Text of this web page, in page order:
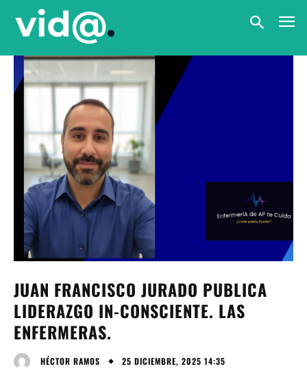
JUAN FRANCISCO JURADO PUBLICA
LIDERAZGO IN-CONSCIENTE. LAS
ENFERMERAS.
HÉCTOR RAMOS 25 DICIEMBRE, 2025 14:35